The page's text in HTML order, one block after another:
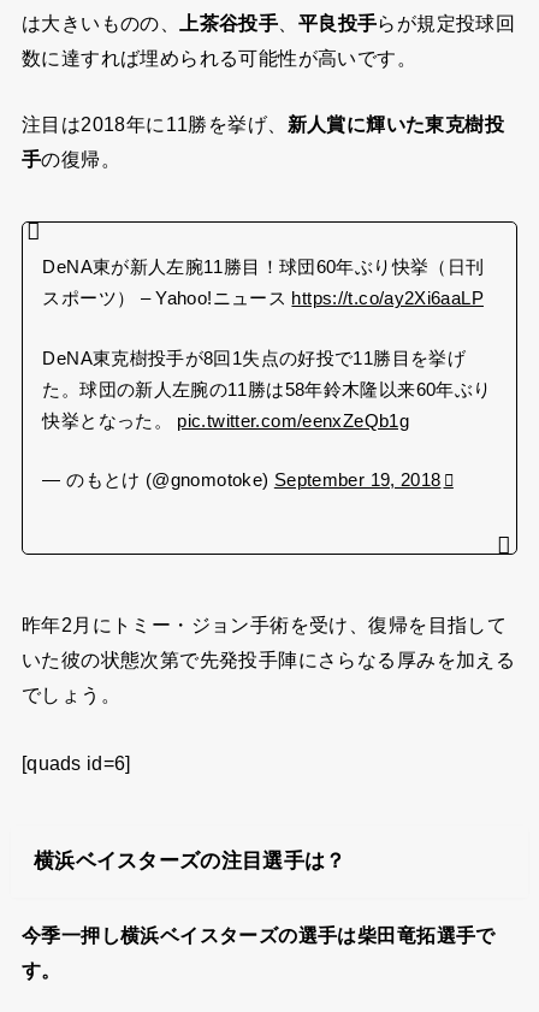
は大きいものの、 上茶谷投手 平良投手らが規定投球回
数に達すれば埋められる可能性が高いです。
注目は2018年に11勝を挙げ、 新人賞に輝いた東克樹投
手の復帰。
DeNA東が新人左腕11勝目！球団60年ぶり快挙（日刊
スポーツ） – Yahoo!ニュース https://t.co/ay2Xi6aaLP
DeNA東克樹投手が8回1失点の好投で11勝目を挙げ
た。球団の新人左腕の11勝は58年鈴木隆以来60年ぶり
快挙となった。 pic.twitter.com/eenxZeQb1g
— のもとけ (@gnomotoke) September 19, 2018
昨年2月にトミー・ジョン手術を受け、復帰を目指して
いた彼の状態次第で先発投手陣にさらなる厚みを加える
でしょう。
[quads id=6]
横浜ベイスターズの注目選手は？
今季一押し横浜ベイスターズの選手は柴田竜拓選手で
す。